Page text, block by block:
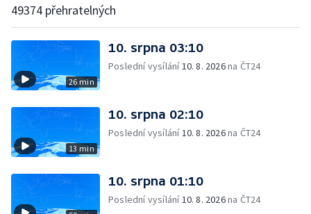
49374 přehratelných
26 min
10. srpna 03:10
Poslední vysílání10. 8. 2026na ČT24
13 min
10. srpna 02:10
Poslední vysílání10. 8. 2026na ČT24
10. srpna 01:10
Poslední vysílání10. 8. 2026na ČT24